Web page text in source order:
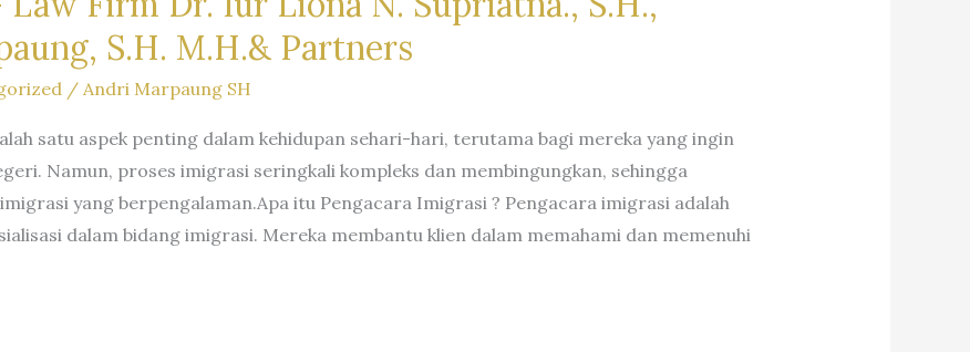
S.H. M.H.& Partners
/ Andri Marpaung SH
satu aspek penting dalam kehidupan sehari-hari, terutama bagi mereka yang ingin
Namun, proses imigrasi seringkali kompleks dan membingungkan, sehingga
yang berpengalaman.Apa itu Pengacara Imigrasi ? Pengacara imigrasi adalah
dalam bidang imigrasi. Mereka membantu klien dalam memahami dan memenuhi